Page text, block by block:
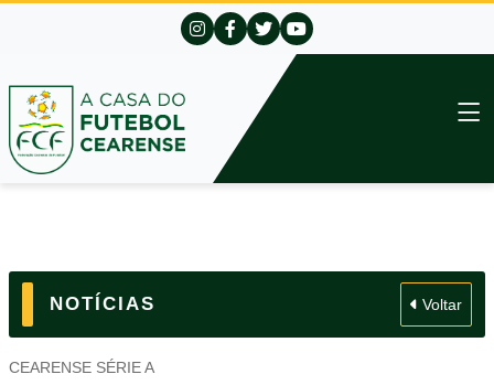
NOTÍCIAS Voltar
CEARENSE SÉRIE A